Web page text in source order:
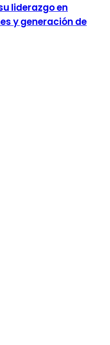
liderazgo en
y generación de